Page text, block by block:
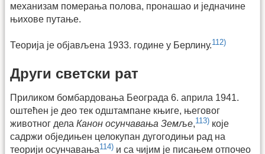
механизам померања полова, пронашао и једначине
њихове путање.
Теорија је објављена 1933. године у Берлину.112)
Други светски рат
Приликом бомбардовања Београда 6. априла 1941.
оштећен је део тек одштампане књиге, његовог
животног дела Канон осунчавања Земље,113) које
садржи обједињен целокупан дугогодињи рад на
теорији осунчавања114) и са чијим је писањем отпочео